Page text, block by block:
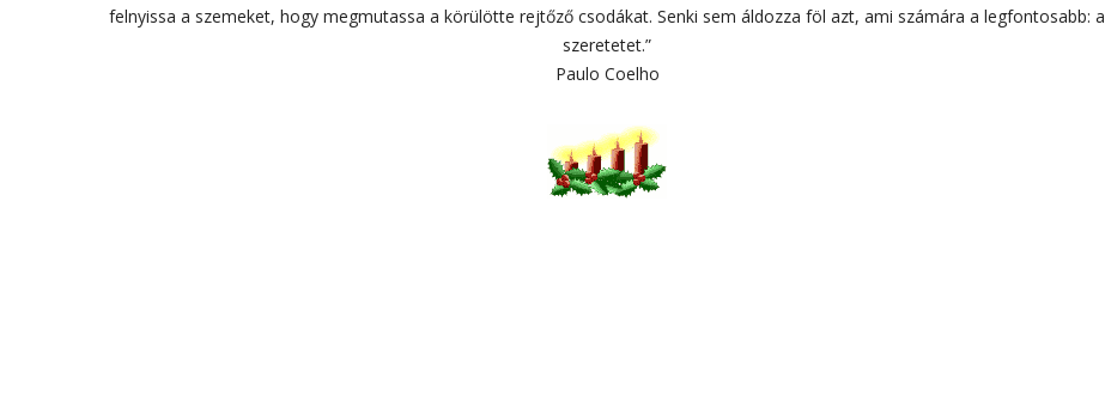
felnyissa a szemeket, hogy megmutassa a körülötte rejtőző csodákat. Senki sem áldozza föl azt, ami számára a legfontosabb: a
szeretetet.”
Paulo Coelho